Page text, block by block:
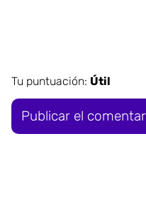
Tu puntuación: Útil